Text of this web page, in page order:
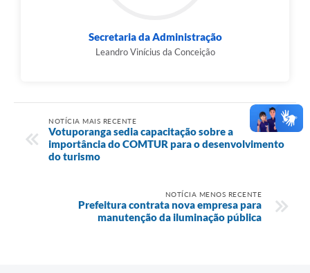
Secretaria da Administração
Leandro Vinícius da Conceição
NOTÍCIA MAIS RECENTE
Votuporanga sedia capacitação sobre a
importância do COMTUR para o desenvolvimento
do turismo
NOTÍCIA MENOS RECENTE
Prefeitura contrata nova empresa para
manutenção da iluminação pública